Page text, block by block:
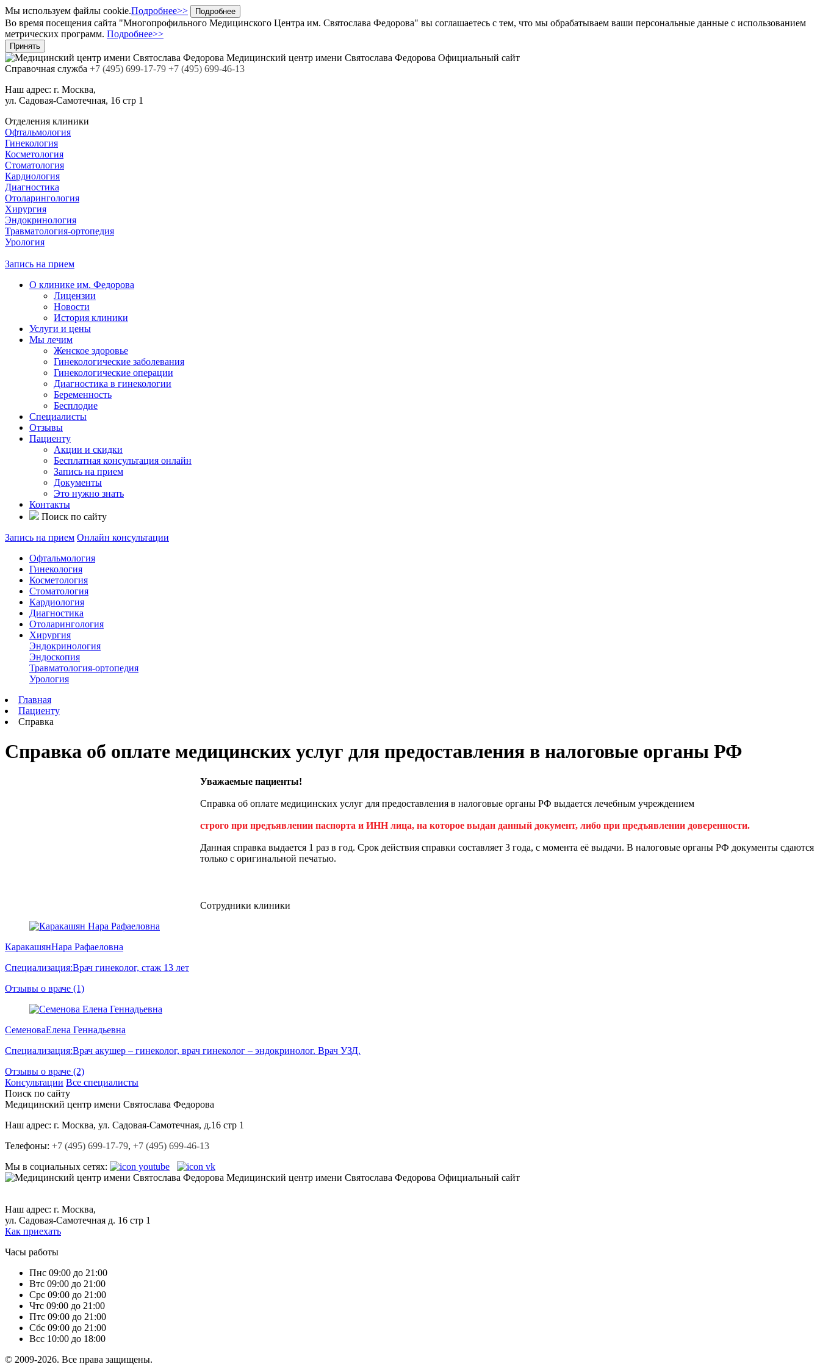
Мы используем файлы cookie.Подробнее>> Подробнее
Во время посещения сайта "Многопрофильного Медицинского Центра им. Святослава Федорова" вы соглашаетесь с тем, что мы обрабатываем ваши персональные данные с использованием
метрических программ. Подробнее>>
Принять
Медицинский центр имени Святослава Федорова Официальный сайт
Cправочная служба +7 (495) 699-17-79 +7 (495) 699-46-13
Наш адрес: г. Москва,
ул. Садовая-Самотечная, 16 стр 1
Отделения клиники
Офтальмология
Гинекология
Косметология
Стоматология
Кардиология
Диагностика
Отоларингология
Хирургия
Эндокринология
Травматология-ортопедия
Урология
Запись на прием
О клинике им. Федорова
Лицензии
Новости
История клиники
Услуги и цены
Мы лечим
Женское здоровье
Гинекологические заболевания
Гинекологические операции
Диагностика в гинекологии
Беременность
Бесплодие
Специалисты
Отзывы
Пациенту
Акции и скидки
Бесплатная консультация онлайн
Запись на прием
Документы
Это нужно знать
Контакты
Поиск по сайту
Запись на прием Онлайн консультации
Офтальмология
Гинекология
Косметология
Стоматология
Кардиология
Диагностика
Отоларингология
Хирургия
Эндокринология
Эндоскопия
Травматология-ортопедия
Урология
Главная
Пациенту
Справка
Cправка об оплате медицинских услуг для предоставления в налоговые органы РФ
Уважаемые пациенты!
Справка об оплате медицинских услуг для предоставления в налоговые органы РФ выдается лечебным учреждением
строго при предъявлении паспорта и ИНН лица, на которое выдан данный документ, либо при предъявлении доверенности.
Данная справка выдается 1 раз в год. Срок действия справки составляет 3 года, с момента её выдачи. В налоговые органы РФ документы сдаются
только с оригинальной печатью.
Сотрудники клиники
КаракашянНара Рафаеловна
Специализация:Врач гинеколог, стаж 13 лет
Отзывы о враче (1)
СеменоваЕлена Геннадьевна
Специализация:Врач акушер – гинеколог, врач гинеколог – эндокринолог. Врач УЗД.
Отзывы о враче (2)
Консультации Все специалисты
Поиск по сайту
Медицинский центр имени Святослава Федорова
Наш адрес: г. Москва, ул. Садовая-Cамотечная, д.16 стр 1
Телефоны: +7 (495) 699-17-79, +7 (495) 699-46-13
Мы в социальных сетях:
Медицинский центр имени Святослава Федорова Официальный сайт
Наш адрес: г. Москва,
ул. Садовая-Самотечная д. 16 стр 1
Как приехать
Часы работы
Пнс 09:00 до 21:00
Втс 09:00 до 21:00
Срс 09:00 до 21:00
Чтс 09:00 до 21:00
Птс 09:00 до 21:00
Сбс 09:00 до 21:00
Всс 10:00 до 18:00
© 2009-2026. Все права защищены.